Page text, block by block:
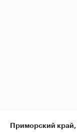
Приморский край,